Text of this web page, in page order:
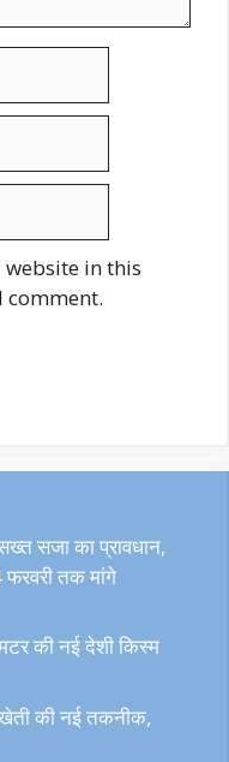
website in this
comment.
सजा का प्रावधान,
फरवरी तक मांगे
की नई देशी किस्म
की नई तकनीक,